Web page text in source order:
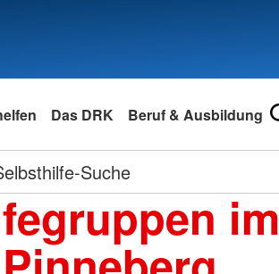
Das DRK Beruf & Ausbildung
Suche
im